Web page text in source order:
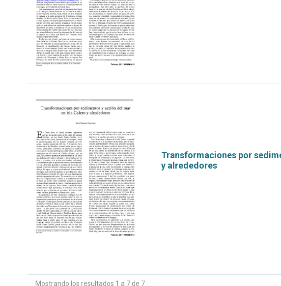
Transformaciones por
y alrededores
Mostrando los resultados 1 a 7 de 7